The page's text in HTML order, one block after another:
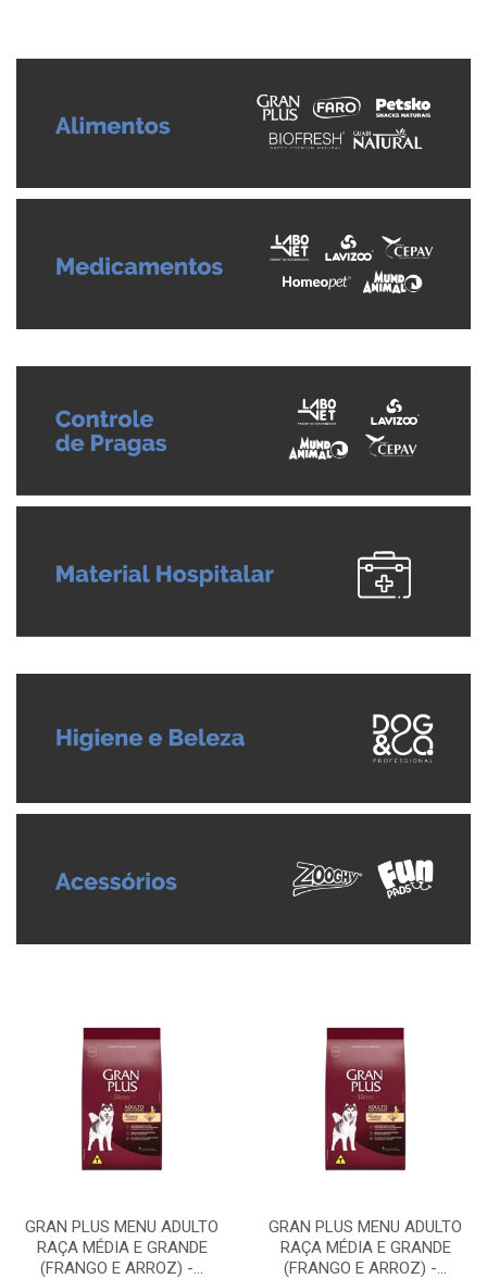
GRAN PLUS MENU ADULTO
RAÇA MÉDIA E GRANDE
(FRANGO E ARROZ) -...
GRAN PLUS MENU ADULTO
RAÇA MÉDIA E GRANDE
(FRANGO E ARROZ) -...